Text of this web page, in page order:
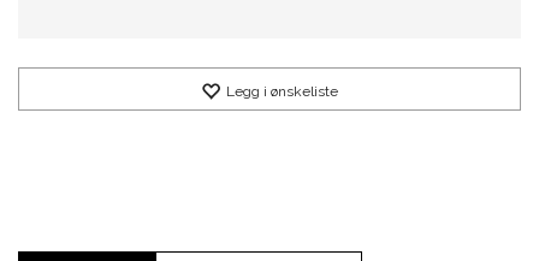
Legg i ønskeliste